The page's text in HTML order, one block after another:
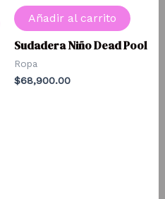
Añadir al carrito
Sudadera Niño Dead Pool
Ropa
$68,900.00